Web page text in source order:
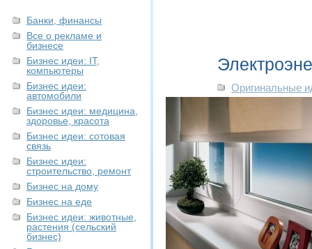
Банки, финансы
Все о рекламе и
бизнесе
Бизнес идеи: IT,
компьютеры
Бизнес идеи:
автомобили
Бизнес идеи: медицина,
здоровье, красота
Бизнес идеи: сотовая
связь
Бизнес идеи:
строительство, ремонт
Бизнес на дому
Бизнес на еде
Бизнес идеи: животные,
растения (сельский
бизнес)
Оригинальные